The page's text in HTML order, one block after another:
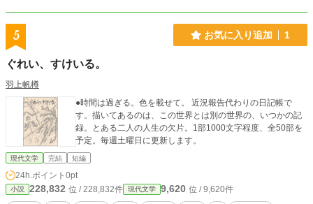
5 お気に入り追加 1
ぐれい、すけいる。
羽上帆樽
●時間は過ぎる。色を載せて。 近況報告代わりの日記帳で
す。描いてあるのは、この世界とは別の世界の、いつかの記
録。とある二人の人生の欠片。1部1000文字程度、全50部を
予定。毎週土曜日に更新します。
現代文学 完結 短編
24h.ポイント 0pt
小説 228,832 位 / 228,832件 現代文学 9,620 位 / 9,620件